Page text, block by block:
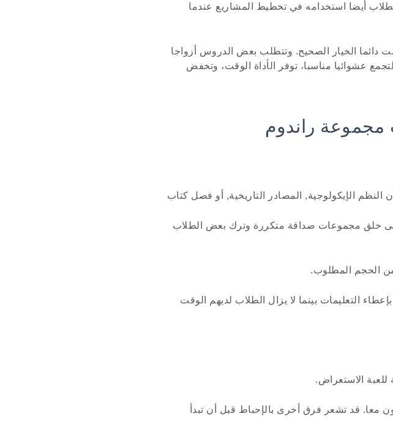
أيضا استخدامه في تخطيط المشاريع عندما
دائما الخيار الصحيح. وتتطلب بعض الدروس أزواجا
عشوائيا مناسبا، توفر الأداة الوقت، وتخفض
مجموعة راندوم
الإيكولوجية, المصادر التاريخية, أو فصل كتاب
خلق مجموعات صداقة متكررة وترك بعض الطلاب
الحجم المطلوب.
التعليمات بينما لا يزال الطلاب لديهم الوقت
الاستعراض.
معا. قد تشعر فرق أخرى بالإحباط قبل أن تبدأ